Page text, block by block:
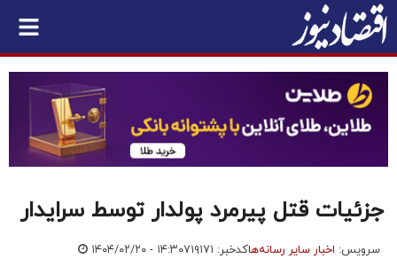
جزئیات قتل پیرمرد پولدار توسط سرایدار
سرویس: اخبار سایر رسانه‌هاکدخبر: ۷۱۹۱۷۱ ۱۴۰۴/۰۲/۲۰ - ۱۴:۳۰